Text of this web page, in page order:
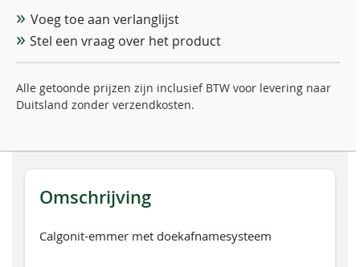
Voeg toe aan verlanglijst
Stel een vraag over het product
Alle getoonde prijzen zijn inclusief BTW voor levering naar
Duitsland zonder verzendkosten.
Omschrijving
Calgonit-emmer met doekafnamesysteem